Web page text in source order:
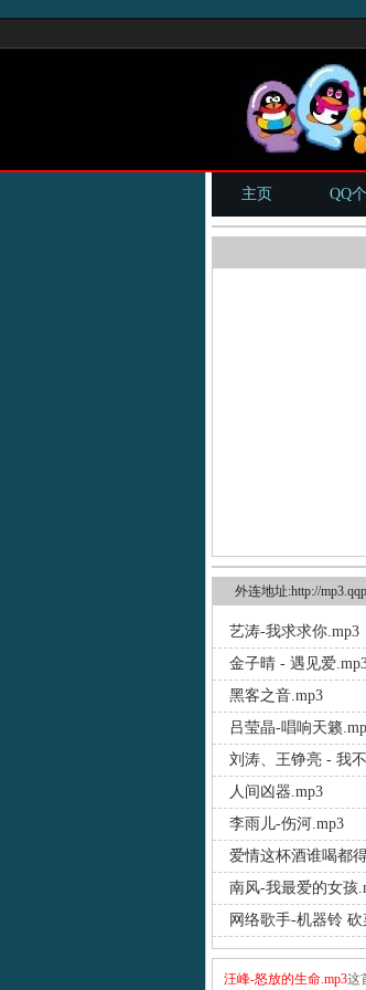
主页 QQ
外连地址:http://
艺涛-我求求你.mp3
金子晴 - 遇见爱
黑客之音.mp3
吕莹晶-唱响天籁
刘涛、王铮亮 - 我
人间凶器.mp3
李雨儿-伤河.mp3
爱情这杯酒谁喝都
南风-我最爱的女孩
网络歌手-机器铃
汪峰-怒放的生命.mp3这